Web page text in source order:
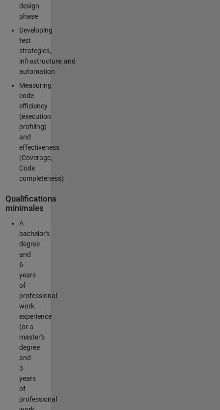
design
phase
Developing
test
strategies,
infrastructure, and
automation
Measuring
code
efficiency
(execution
profiling)
and
effectiveness
(Coverage,
Code
completeness)
Qualifications
minimales
A
bachelor's
degree
and
6
years
of
professional
work
experience
(or a
master's
degree
and
3
years
of
professional